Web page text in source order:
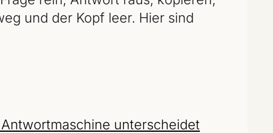
und der Kopf leer. Hier sind
unterscheidet